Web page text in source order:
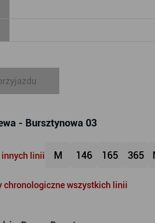
- Bursztynowa 03
innych linii M 146 165 365
chronologiczne wszystkich linii